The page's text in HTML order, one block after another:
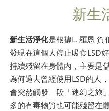
新生
新生活淨化是根據L. 羅恩 賀
發現在這個人停止吸食LSD
持續殘留在身體內，主要是
為何過去曾經使用LSD的人
會突然觸發一段「迷幻之旅
多的有毒物質也可能殘留在